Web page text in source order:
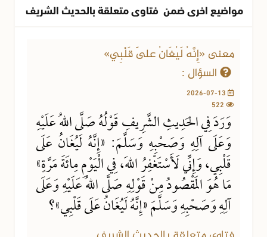
مواضيع اخرى ضمن فتاوى متعلقة بالحديث الشريف
معنى «إِنَّهُ لَيُغَانُ عَلَى قَلْبِي»
السؤال :
وَرَدَ فِي الحَدِيثِ الشَّرِيفِ قَوْلُهُ صَلَّى اللهُ عَلَيْهِ
وَعَلَى آلِهِ وَصَحْبِهِ وَسَلَّمَ: «إِنَّهُ لَيُغَانُ عَلَى
قَلْبِي، وَإِنِّي لَأَسْتَغْفِرُ اللهَ، فِي الْيَوْمِ مِائَةَ مَرَّةٍ»
مَا هُوَ الَمقْصُودُ مِنْ قَوْلِهِ صَلَّى اللهُ عَلَيْهِ وَعَلَى
آلِهِ وَصَحْبِهِ وَسَلَّمَ «إِنَّهُ لَيُغَانُ عَلَى قَلْبِي»؟